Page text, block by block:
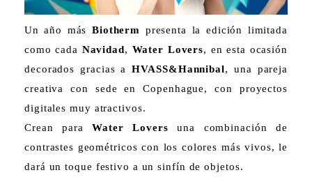
Un año más Biotherm
presenta la edición limitada
como cada Navidad, Water Lovers, en esta ocasión
decorados gracias aHVASS&Hannibal, una pareja
creativa con sede en Copenhague, con proyectos
digitales muy atractivos.
Crean paraWater Lovers una combinación de
contrastes geométricos con los colores más vivos, le
dará un toque festivo a un sinfín de objetos.